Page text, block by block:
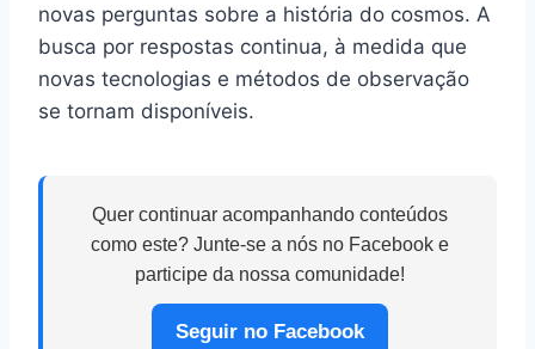
novas perguntas sobre a história do cosmos. A
busca por respostas continua, à medida que
novas tecnologias e métodos de observação
se tornam disponíveis.
Quer continuar acompanhando conteúdos
como este? Junte-se a nós no Facebook e
participe da nossa comunidade!
Seguir no Facebook